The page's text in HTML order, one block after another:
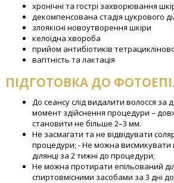
хронічні та гострі захворювання
декомпенсована стадія цукрового
злоякісні новоутворення шкіри
келоїдна хвороба
прийом антибіотиків
вагітність та лактація
ПІДГОТОВКА ДО
До сеансу слід видалити волосся
момент здійснення процедури –
становити не більше 2–3 мм.
Не засмагати та не відвідувати
процедури; - Не можна висмикувати
ділянці за 2 тижні до процедури;
Не можна протирати епільований
спиртовмісними засобами за 3 дні